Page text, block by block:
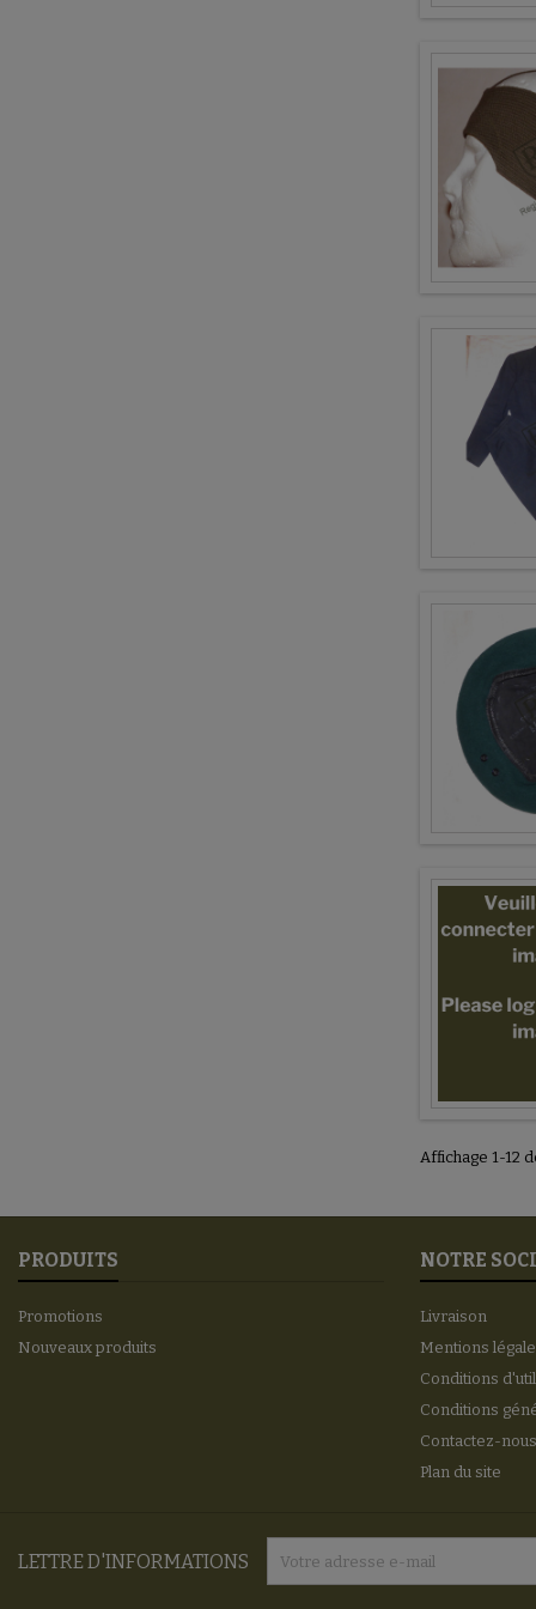
Affichage 1-12
PRODUITS
Promotions
Nouveaux produits
NOTRE
Livraison
Mentions
Conditions
Conditions
Contactez-nous
Plan du site
LETTRE D'INFORMATIONS